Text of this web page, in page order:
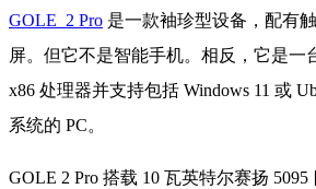
GOLE 2 Pro 是一款袖珍型设备，配有
屏。但它不是智能手机。相反，它是一
x86 处理器并支持包括 Windows 11 或
系统的 PC。
GOLE 2 Pro 搭载 10 瓦英特尔赛扬